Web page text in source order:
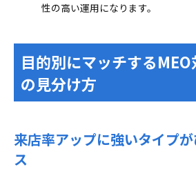
性の高い運用になります。
目的別にマッチする
の見分け方
来店率アップに強いタイプ
ス